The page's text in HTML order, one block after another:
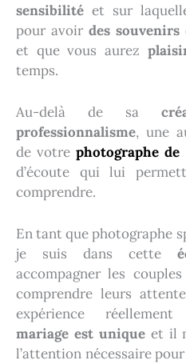
sensibilité et sur
pour avoir des souvenirs
et que vous aurez
temps.
Au-delà de sa
professionnalisme, une
de votrephotographe de
d’écoute qui lui
comprendre.
En tant que photographe
je suis dans cette
accompagner les
comprendre leurs
expérience
mariage est uniqueet il
l’attention nécessaire